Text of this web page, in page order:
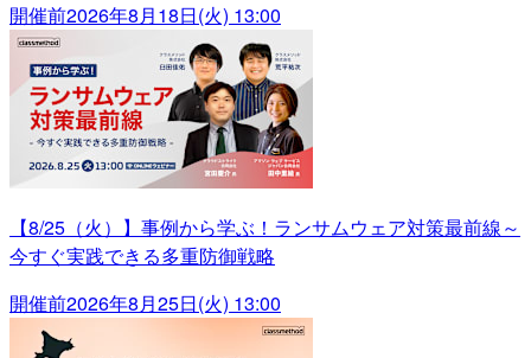
開催前2026年8月18日(火) 13:00
【8/25（火）】事例から学ぶ！ランサムウェア対策最前線～
今すぐ実践できる多重防御戦略
開催前2026年8月25日(火) 13:00